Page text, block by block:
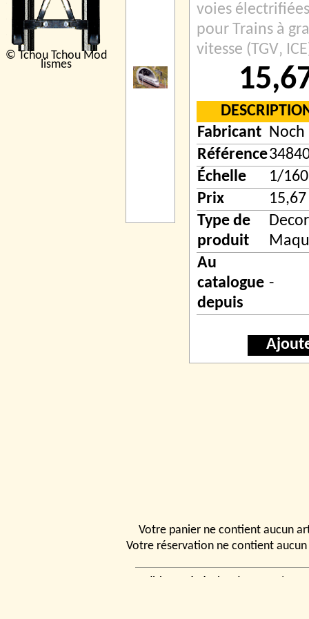
© Tchou Tchou Mod
lismes
voies
pour Trains à
vitesse (TGV‚
Fabricant Noch
Référence
Échelle
1/
Prix
15,67
Type de
produit
Au
catalogue
depuis
-
Votre panier ne contient aucun
Votre réservation ne contient